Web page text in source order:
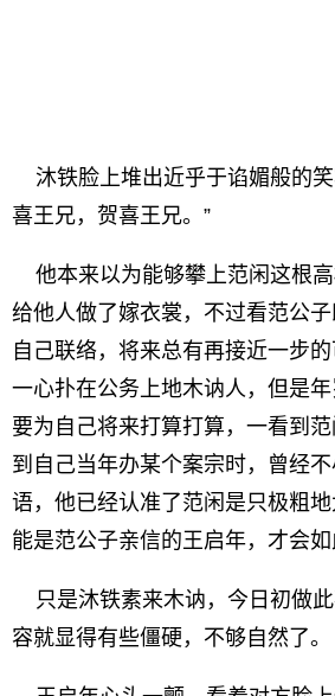
沐铁脸上堆出近乎于谄媚般的笑
喜王兄，贺喜王兄。”
他本来以为能够攀上范闲这根
给他人做了嫁衣裳，不过看范公
自己联络，将来总有再接近一步
一心扑在公务上地木讷人，但是
要为自己将来打算打算，一看到
到自己当年办某个案宗时，曾经
语，他已经认准了范闲是只极粗地
能是范公子亲信的王启年，才会如
只是沐铁素来木讷，今日初做
容就显得有些僵硬，不够自然了。